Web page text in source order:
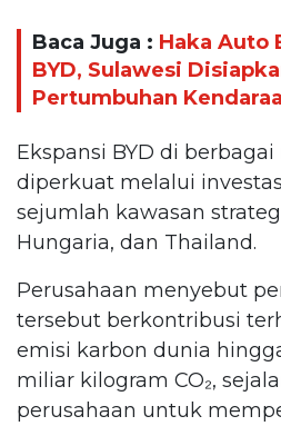
Baca Juga : Haka Auto
BYD, Sulawesi
Pertumbuhan
Ekspansi BYD di
diperkuat melalui
sejumlah kawasan
Hungaria, dan Thailand.
Perusahaan menyebut
tersebut berkontribusi
emisi karbon dunia
miliar kilogram CO₂,
perusahaan untuk